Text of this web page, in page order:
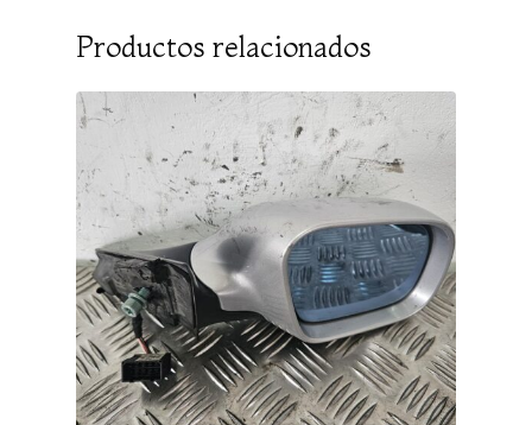
Productos relacionados